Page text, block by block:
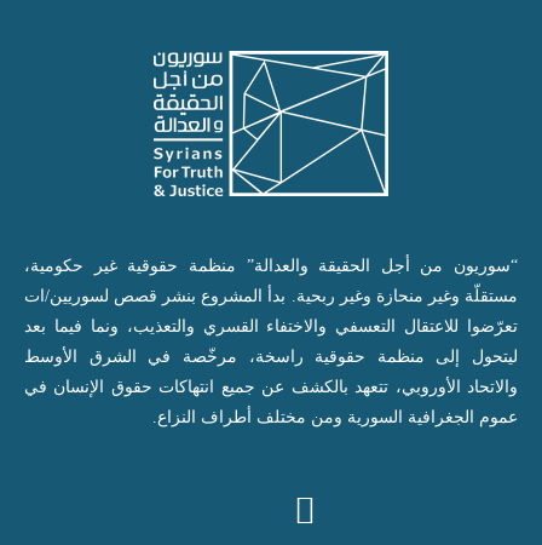
“سوريون من أجل الحقيقة والعدالة” منظمة حقوقية غير حكومية،
مستقلّة وغير منحازة وغير ربحية. بدأ المشروع بنشر قصص لسوريين/ات
تعرّضوا للاعتقال التعسفي والاختفاء القسري والتعذيب، ونما فيما بعد
ليتحول إلى منظمة حقوقية راسخة، مرخّصة في الشرق الأوسط
والاتحاد الأوروبي، تتعهد بالكشف عن جميع انتهاكات حقوق الإنسان في
عموم الجغرافية السورية ومن مختلف أطراف النزاع.